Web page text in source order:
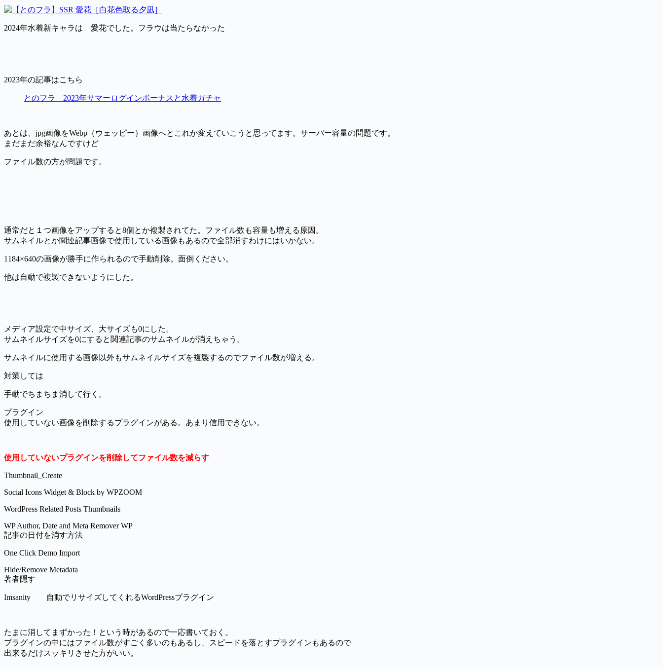
2024年水着新キャラは 愛花でした。フラウは当たらなかった
2023年の記事はこちら
とのフラ 2023年サマーログインボーナスと水着ガチャ
あとは、jpg画像をWebp（ウェッピー）画像へとこれか変えていこうと思ってます。サーバー容量の問題です。
まだまだ余裕なんですけど
ファイル数の方が問題です。
通常だと１つ画像をアップすると8個とか複製されてた。ファイル数も容量も増える原因。
サムネイルとか関連記事画像で使用している画像もあるので全部消すわけにはいかない。
1184×640の画像が勝手に作られるので手動削除。面倒ください。
他は自動で複製できないようにした。
メディア設定で中サイズ、大サイズも0にした。
サムネイルサイズを0にすると関連記事のサムネイルが消えちゃう。
サムネイルに使用する画像以外もサムネイルサイズを複製するのでファイル数が増える。
対策しては
手動でちまちま消して行く。
プラグイン
使用していない画像を削除するプラグインがある。あまり信用できない。
使用していないプラグインを削除してファイル数を減らす
Thumbnail_Create
Social Icons Widget & Block by WPZOOM
WordPress Related Posts Thumbnails
WP Author, Date and Meta Remover WP
記事の日付を消す方法
One Click Demo Import
Hide/Remove Metadata
著者隠す
Imsanity 自動でリサイズしてくれるWordPressプラグイン
たまに消してまずかった！という時があるので一応書いておく。
プラグインの中にはファイル数がすごく多いのもあるし、スピードを落とすプラグインもあるので
出来るだけスッキリさせた方がいい。